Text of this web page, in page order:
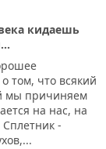
кидаешь
том, что всякий
мы причиняем
на нас, на
-